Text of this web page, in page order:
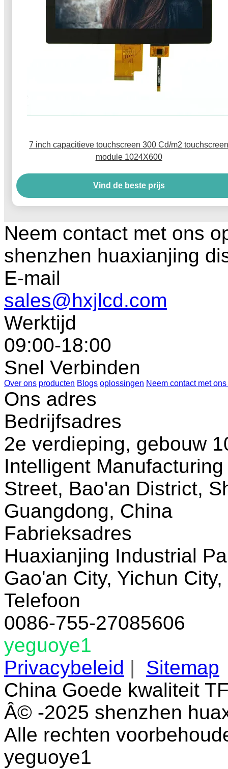
7 inch capacitieve touchscreen 300 Cd/m2 touchscreen
module 1024X600
Vind de beste prijs
Neem contact met ons
shenzhen huaxianjing
E-mail
sales@hxjlcd.com
Werktijd
09:00-18:00
Snel Verbinden
Over ons producten Blogs oplossingen Neem contact met
Ons adres
Bedrijfsadres
2e verdieping, gebouw
Intelligent
Street, Bao'an District,
Guangdong, China
Fabrieksadres
Huaxianjing Industrial
Gao'an City, Yichun
Telefoon
0086-755-27085606
yeguoye1
Privacybeleid | Sitemap
China Goede kwaliteit
Â© -2025 shenzhen
Alle rechten
yeguoye1